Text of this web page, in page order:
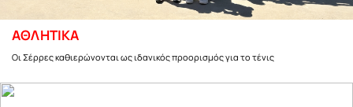
ΑΘΛΗΤΙΚΑ
Οι Σέρρες καθιερώνονται ως ιδανικός προορισμός για το τένις